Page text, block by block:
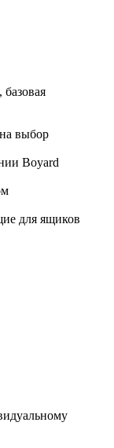
выбор
Boyard
для ящиков